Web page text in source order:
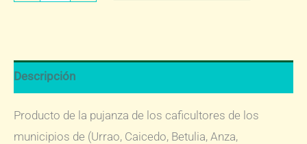
Premium
50
g
cantidad
Descripción
Producto de la pujanza de los caficultores de los
municipios de (Urrao, Caicedo, Betulia, Anza,